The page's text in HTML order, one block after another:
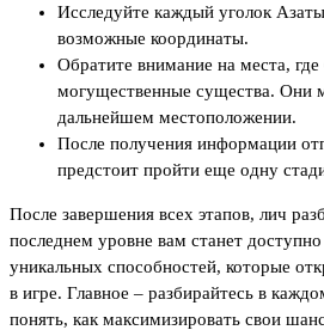
Исследуйте каждый уголок
возможные координаты.
Обратите внимание на места,
могущественные существа. Они
дальнейшем местоположении.
После получения информации
предстоит пройти еще одну
После завершения всех этапов, лич
последнем уровне вам станет доступно
уникальных способностей, которые
в игре. Главное – разбирайтесь в
понять, как максимизировать свои